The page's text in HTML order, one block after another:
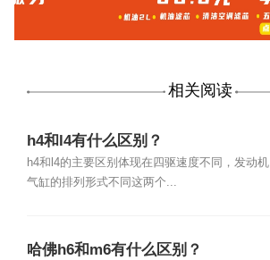
相关阅读
h4和l4有什么区别？
h4和l4的主要区别体现在四驱速度不同，发动机
气缸的排列形式不同这两个...
哈佛h6和m6有什么区别？